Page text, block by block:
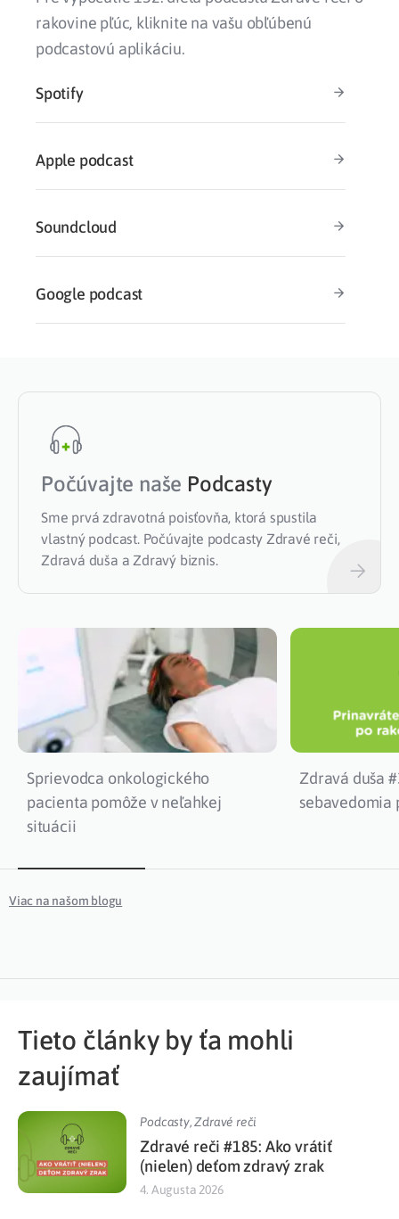
rakovine pľúc, kliknite na vašu obľúbenú
podcastovú aplikáciu.
Spotify
Apple podcast
Soundcloud
Google podcast
Počúvajte naše Podcasty
Sme prvá zdravotná poisťovňa, ktorá spustila
vlastný podcast. Počúvajte podcasty Zdravé reči,
Zdravá duša a Zdravý biznis.
Sprievodca onkologického
pacienta pomôže v neľahkej
situácii
Zdravá duša
sebavedomia
Viac na našom blogu
Tieto články by ťa mohli
zaujímať
Podcasty,Zdravé reči
Zdravé reči #185: Ako vrátiť
(nielen) deťom zdravý zrak
4. Augusta 2026